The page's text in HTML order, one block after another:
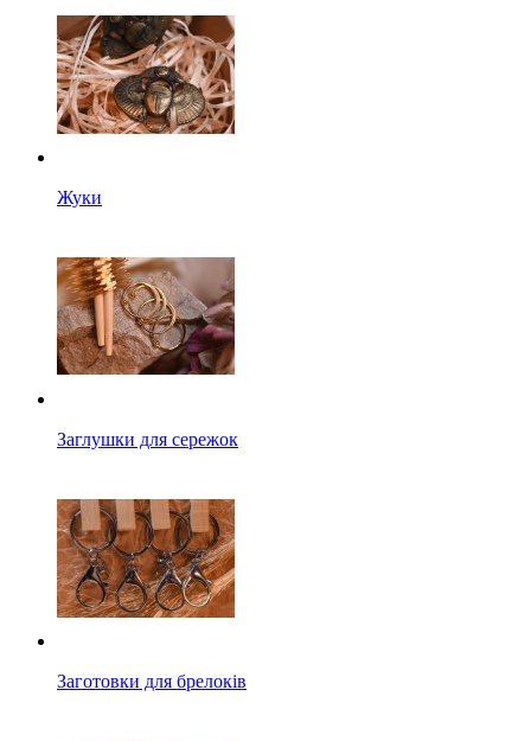
Жуки
Заглушки для сережок
Заготовки для брелоків